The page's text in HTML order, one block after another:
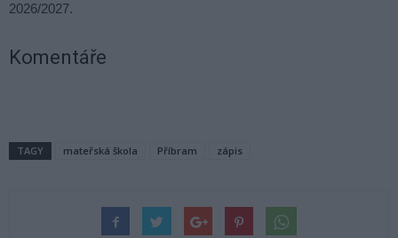
2026/2027.
Komentáře
TAGY mateřská škola Příbram zápis